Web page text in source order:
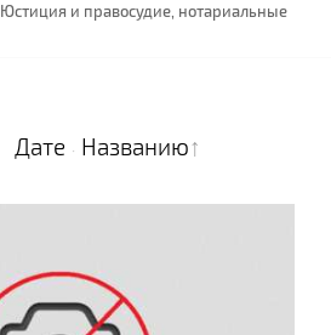
Юстиция и правосудие, нотариальные
Дате · Названию